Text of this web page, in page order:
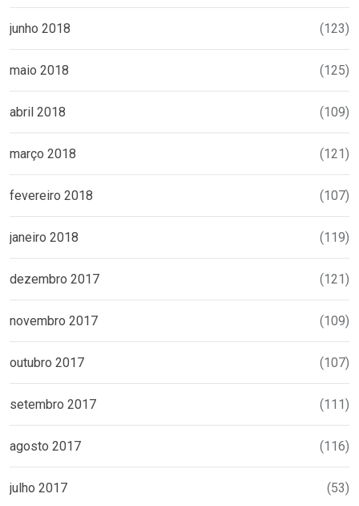
junho 2018 (123)
maio 2018 (125)
abril 2018 (109)
março 2018 (121)
fevereiro 2018 (107)
janeiro 2018 (119)
dezembro 2017 (121)
novembro 2017 (109)
outubro 2017 (107)
setembro 2017 (111)
agosto 2017 (116)
julho 2017 (53)